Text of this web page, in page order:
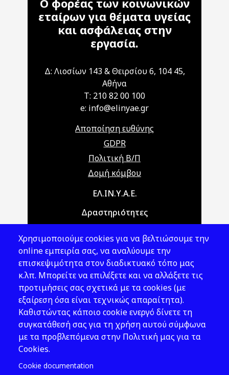
Ο φορέας των κοινωνικών
εταίρων για θέματα υγείας
και ασφάλειας στην
εργασία.
Δ: Λιοσίων 143 & Θειρσίου 6, 104 45,
Αθήνα
T: 210 82 00 100
e: info@elinyae.gr
Αποποίηση ευθύνης
GDPR
Πολιτική Β/Π
Δομή κόμβου
Main navigationΕΛ.ΙΝ.Υ.Α.Ε.
Δραστηριότητες
Νομοθεσία
Εκδόσεις
Νέα - Εκδηλώσεις
Ακολουθήστε μας
Χρησιμοποιούμε cookies για να βελτιώσουμε την
online εμπειρία σας, να αναλύουμε την
επισκεψιμότητα στον διαδικτυακό τόπο μας
κ.λπ. Μπορείτε να επιλέξετε και να αλλάξετε τις
προτιμήσεις σας σχετικά με τα cookies (με
εξαίρεση όσα είναι τεχνικώς απαραίτητα).
Καθιστώντας κάποιο cookie ενεργό δίνετε τη
συγκατάθεσή σας για τη χρήση αυτού σύμφωνα
με τα προβλεπόμενα στην Πολιτική μας για τα
Cookies.
Cookie documentation